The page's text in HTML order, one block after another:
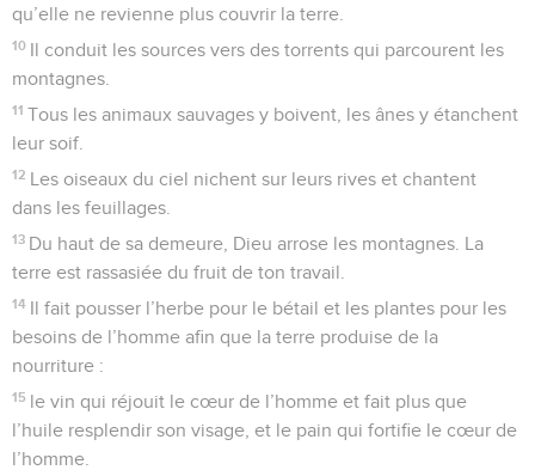
qu’elle ne revienne plus couvrir la terre.
10 Il conduit les sources vers des torrents qui parcourent les
montagnes.
11 Tous les animaux sauvages y boivent, les ânes y étanchent
leur soif.
12 Les oiseaux du ciel nichent sur leurs rives et chantent
dans les feuillages.
13 Du haut de sa demeure, Dieu arrose les montagnes. La
terre est rassasiée du fruit de ton travail.
14 Il fait pousser l’herbe pour le bétail et les plantes pour les
besoins de l’homme afin que la terre produise de la
nourriture :
15 le vin qui réjouit le cœur de l’homme et fait plus que
l’huile resplendir son visage, et le pain qui fortifie le cœur de
l’homme.